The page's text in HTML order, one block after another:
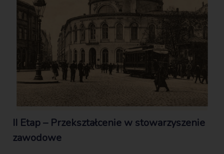
II Etap – Przekształcenie w stowarzyszenie
zawodowe